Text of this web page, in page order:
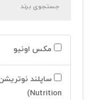
مولتي
مولتي
مولتي
مولتي
مکس اونیو
Nutrition)